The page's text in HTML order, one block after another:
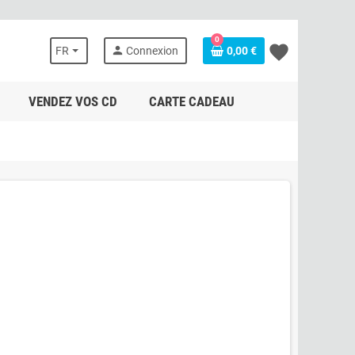
FR person Connexion
0
0,00 € favorite
VENDEZ VOS CD CARTE CADEAU